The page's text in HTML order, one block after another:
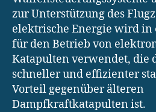
zur Unterstützung des
elektrische Energie wird in
für den Betrieb von
Katapulten verwendet, die
schneller und effizienter
Vorteil gegenüber älteren
Dampfkraftkatapulten ist.